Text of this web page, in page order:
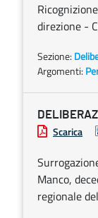
direzione -
Sezione:
Argomenti:
Scarica
Manco,
regionale